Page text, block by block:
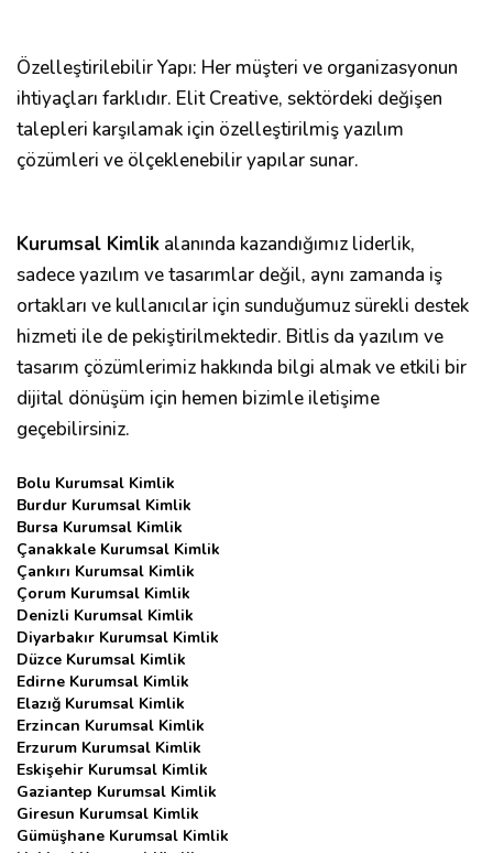
Özelleştirilebilir Yapı: Her müşteri ve organizasyonun
ihtiyaçları farklıdır. Elit Creative, sektördeki değişen
talepleri karşılamak için özelleştirilmiş yazılım
çözümleri ve ölçeklenebilir yapılar sunar.
Kurumsal Kimlik alanında kazandığımız liderlik,
sadece yazılım ve tasarımlar değil, aynı zamanda iş
ortakları ve kullanıcılar için sunduğumuz sürekli destek
hizmeti ile de pekiştirilmektedir. Bitlis da yazılım ve
tasarım çözümlerimiz hakkında bilgi almak ve etkili bir
dijital dönüşüm için hemen bizimle iletişime
geçebilirsiniz.
Bolu Kurumsal Kimlik
Burdur Kurumsal Kimlik
Bursa Kurumsal Kimlik
Çanakkale Kurumsal Kimlik
Çankırı Kurumsal Kimlik
Çorum Kurumsal Kimlik
Denizli Kurumsal Kimlik
Diyarbakır Kurumsal Kimlik
Düzce Kurumsal Kimlik
Edirne Kurumsal Kimlik
Elazığ Kurumsal Kimlik
Erzincan Kurumsal Kimlik
Erzurum Kurumsal Kimlik
Eskişehir Kurumsal Kimlik
Gaziantep Kurumsal Kimlik
Giresun Kurumsal Kimlik
Gümüşhane Kurumsal Kimlik